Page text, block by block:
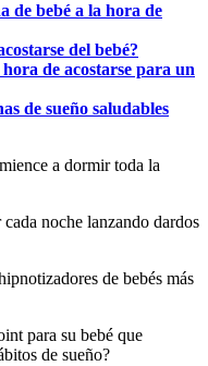
de bebé a la hora de
del bebé?
de acostarse para un
de sueño saludables
a dormir toda la
noche lanzando dardos
de bebés más
para su bebé que
de sueño?